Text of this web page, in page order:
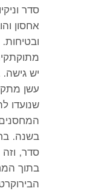
סדר
אחסון
ובטיחות.
יש גישה.
עשן
שנועדו
בשנה.
סדר,
בתוך